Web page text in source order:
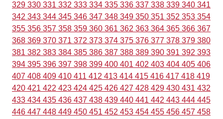
329 330 331 332 333 334 335 336 337 338 339 340 341
342 343 344 345 346 347 348 349 350 351 352 353 354
355 356 357 358 359 360 361 362 363 364 365 366 367
368 369 370 371 372 373 374 375 376 377 378 379 380
381 382 383 384 385 386 387 388 389 390 391 392 393
394 395 396 397 398 399 400 401 402 403 404 405 406
407 408 409 410 411 412 413 414 415 416 417 418 419
420 421 422 423 424 425 426 427 428 429 430 431 432
433 434 435 436 437 438 439 440 441 442 443 444 445
446 447 448 449 450 451 452 453 454 455 456 457 458